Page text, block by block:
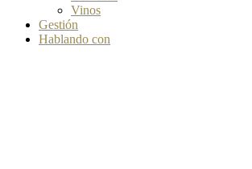
Vinos
Gestión
Hablando con